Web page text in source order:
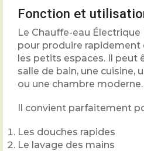
Fonction et
Le Chauffe-eau
pour produire rapidement
les petits espaces. Il peut
salle de bain, une cuisine,
ou une chambre moderne.
Il convient parfaitement
Les douches rapides
Le lavage des mains